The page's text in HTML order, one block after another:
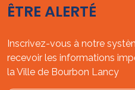
ÊTRE ALERTÉ
Inscrivez-vous à notre
recevoir les informations
la Ville de Bourbon Lancy